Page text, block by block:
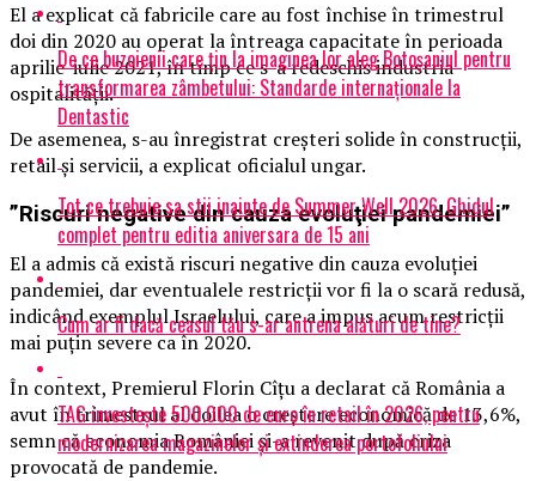
El a explicat că fabricile care au fost închise în trimestrul
doi din 2020 au operat la întreaga capacitate în perioada
aprilie-iulie 2021, în timp ce s-a redeschis industria
ospitalităţii.
De asemenea, s-au înregistrat creşteri solide în construcţii,
retail şi servicii, a explicat oficialul ungar.
”Riscuri negative din cauza evoluţiei pandemiei”
El a admis că există riscuri negative din cauza evoluţiei
pandemiei, dar eventualele restricţii vor fi la o scară redusă,
indicând exemplul Israelului, care a impus acum restricţii
mai puţin severe ca în 2020.
În context, Premierul Florin Cîțu a declarat că România a
avut în trimestrul al doilea o creștere economică de 13,6%,
semn că economia României și-a revenit după criza
provocată de pandemie.
De ce buzoienii care țin la imaginea lor aleg Botoșaniul pentru
transformarea zâmbetului: Standarde internaționale la
Dentastic
Tot ce trebuie sa stii inainte de Summer Well 2026. Ghidul
complet pentru editia aniversara de 15 ani
Cum ar fi dacă ceasul tău s-ar antrena alături de tine?
TAG investește 500.000 de euro în retail în 2026, pentru
modernizarea magazinelor și extinderea portofoliului